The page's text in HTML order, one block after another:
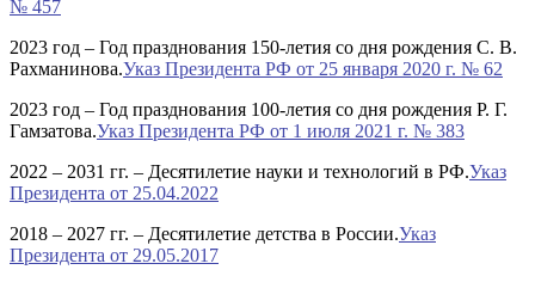
№ 457
2023 год – Год празднования 150-летия со дня рождения С. В.
Рахманинова.Указ Президента РФ от 25 января 2020 г. № 62
2023 год – Год празднования 100-летия со дня рождения Р. Г.
Гамзатова.Указ Президента РФ от 1 июля 2021 г. № 383
2022 – 2031 гг. – Десятилетие науки и технологий в РФ.Указ
Президента от 25.04.2022
2018 – 2027 гг. – Десятилетие детства в России.Указ
Президента от 29.05.2017